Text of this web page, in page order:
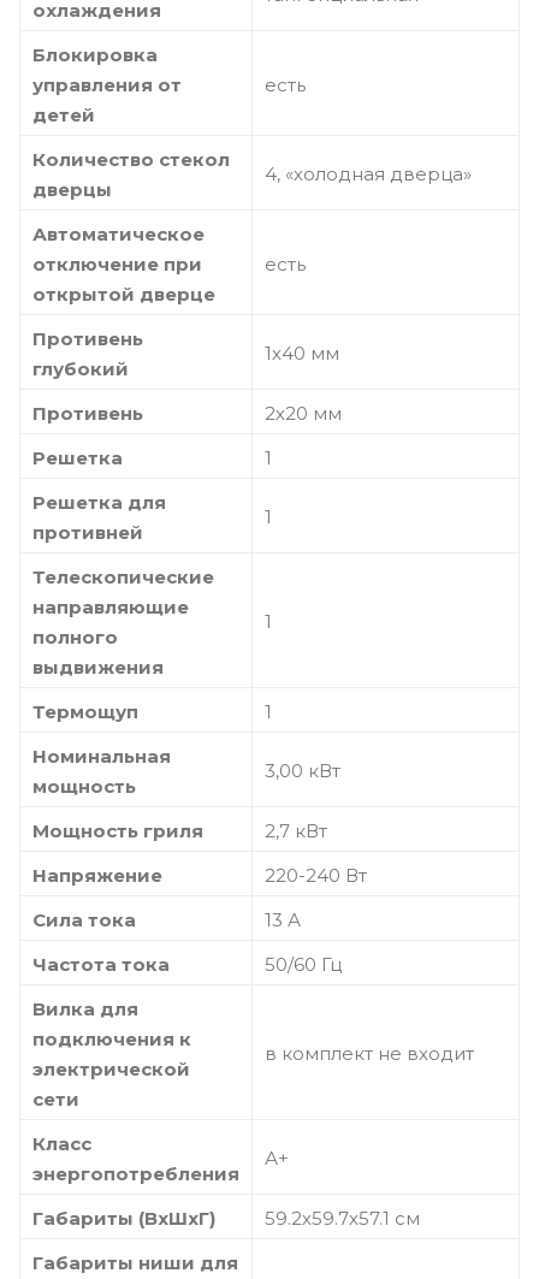
охлаждения
Блокировка
управления от
детей
есть
Количество стекол
дверцы
4, «холодная дверца»
Автоматическое
отключение при
открытой дверце
есть
Противень
глубокий
1х40 мм
Противень
2х20 мм
Решетка
1
Решетка для
противней
1
Телескопические
направляющие
полного
выдвижения
1
Термощуп
1
Номинальная
мощность
3,00 кВт
Мощность гриля
2,7 кВт
Напряжение
220-240 Вт
Сила тока
13 А
Частота тока
50/60 Гц
Вилка для
подключения к
электрической
сети
в комплект не входит
Класс
энергопотребления
А+
Габариты (ВхШхГ)
59.2х59.7х57.1 см
Габариты ниши для